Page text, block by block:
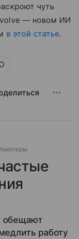
чуть
— новом ИИ
в этой статье.
обещают
работу